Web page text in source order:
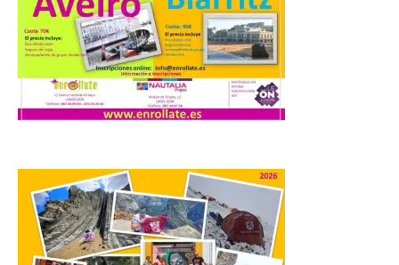
motivo del eclipse de sol
10 Ago 2026
La cita, que se celebrará el
12 de agosto en el
músico segoviano Geni Uñón. Turismo de
Segovia lanza el Premio Internacional de
Fotografía del Eclipse “Segovia bajo […]